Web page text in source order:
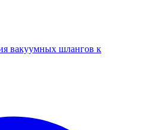
вакуумных шлангов к